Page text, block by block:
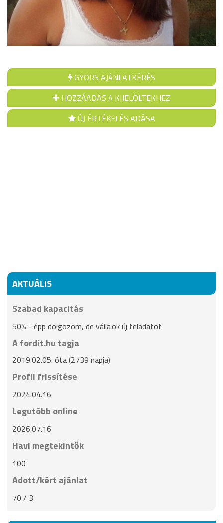
GYORS AJÁNLATKÉRÉS
HOZZÁADÁS A KIJELÖLTEKHEZ
ÚJ ÉRTÉKELÉS ADÁSA
AKTUÁLIS
Szabad kapacitás
50% - épp dolgozom, de vállalok új feladatot
A fordit.hu tagja
2019.02.05. óta (2739 napja)
Profil frissítése
2024.04.16
Legutóbb online
2026.07.16
Havi megtekintők
100
Adott/kért ajánlat
70 / 3